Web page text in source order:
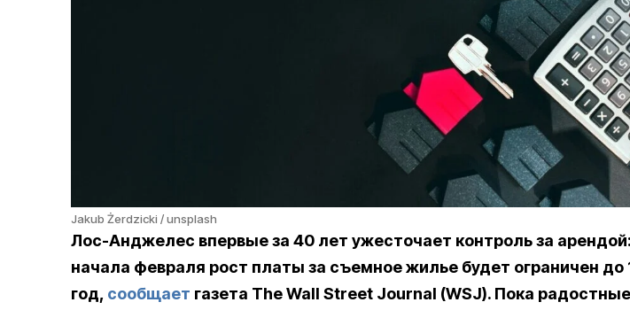
Jakub Żerdzicki / unsplash
Лос-Анджелес впервые за 40 лет ужесточает контроль за
начала февраля рост платы за съемное жилье будет ограничен до
год, сообщает газета The Wall Street Journal (WSJ). Пока радостные